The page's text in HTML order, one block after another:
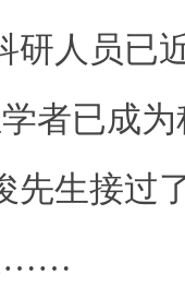
研人员已
者已成
先生接过
……